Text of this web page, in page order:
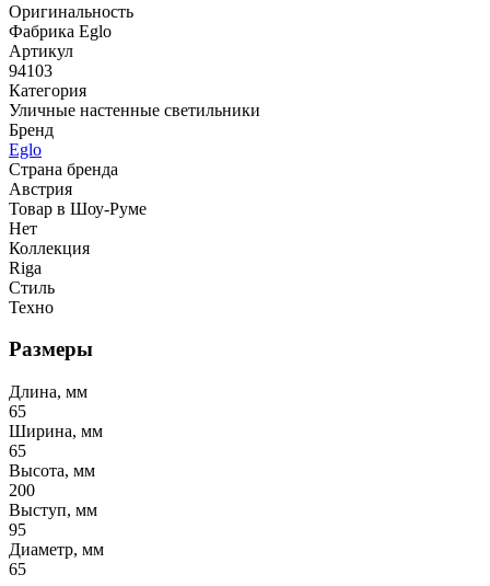
Оригинальность
Фабрика Eglo
Артикул
94103
Категория
Уличные настенные светильники
Бренд
Eglo
Страна бренда
Австрия
Товар в Шоу-Руме
Нет
Коллекция
Riga
Стиль
Техно
Размеры
Длина, мм
65
Ширина, мм
65
Высота, мм
200
Выступ, мм
95
Диаметр, мм
65